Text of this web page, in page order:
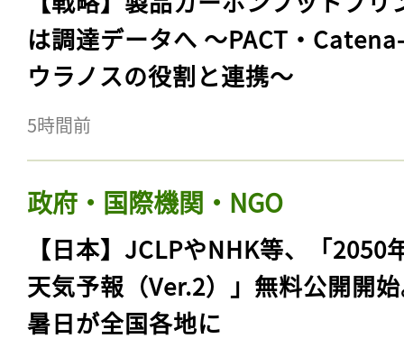
は調達データへ 〜PACT・
ウラノスの役割と連携〜
5時間前
政府・国際機関・NGO
【日本】JCLPやNHK等、「2050
天気予報（Ver.2）」無料公開開
暑日が全国各地に